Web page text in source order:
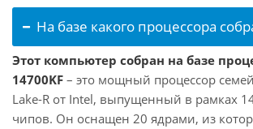
На базе какого процессора
Этот компьютер собран на базе
14700KF – это мощный процессор
Lake-R от Intel, выпущенный в рамках
чипов. Он оснащен 20 ядрами, из